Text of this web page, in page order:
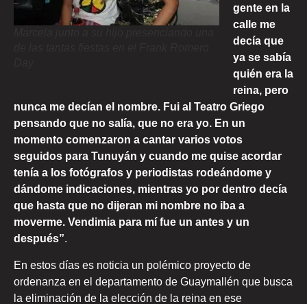
gente en la
calle me
decía que
ya se sabía
quién era la
reina, pero
nunca me decían el nombre. Fui al Teatro Griego
pensando que no salía, que no era yo. En un
momento comenzaron a cantar varios votos
seguidos para Tunuyán y cuando me quise acordar
tenía a los fotógrafos y periodistas rodeándome y
dándome indicaciones, mientras yo por dentro decía
que hasta que no dijeran mi nombre no iba a
moverme. Vendimia para mí fue un antes y un
después”.
En estos días es noticia un polémico proyecto de
ordenanza en el departamento de Guaymallén que busca
la eliminación de la elección de la reina en ese